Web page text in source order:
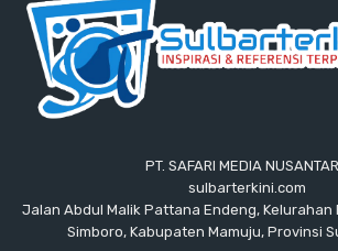
PT. SAFARI MEDIA
sulbarterkini.com
Jalan Abdul Malik Pattana Endeng, Kelurahan
Simboro, Kabupaten Mamuju, Provinsi